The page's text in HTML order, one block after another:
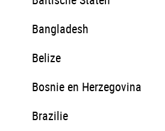
Bangladesh
Belize
Bosnie en Herzegovina
Brazilie